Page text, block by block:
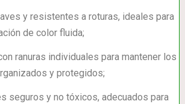
y resistentes a roturas, ideales para
de color fluida;
ranuras individuales para mantener los
y protegidos;
seguros y no tóxicos, adecuados para